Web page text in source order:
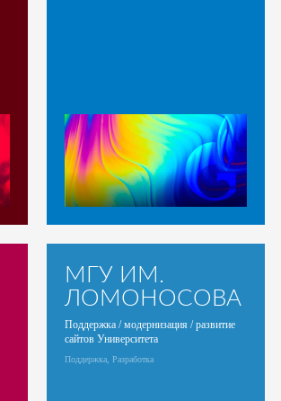
МГУ ИМ.
ЛОМОНОСОВА
Поддержка / модернизация / развитие
сайтов Университета
Поддержка, Разработка